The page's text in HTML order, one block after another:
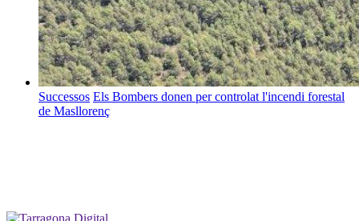
Successos Els Bombers donen per controlat l'incendi forestal
de Masllorenç